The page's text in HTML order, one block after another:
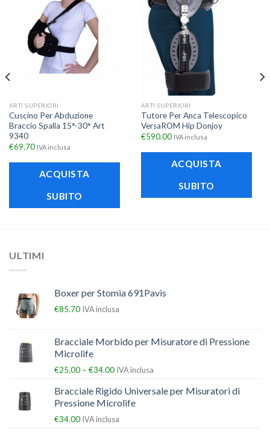
ARTI SUPERIORI
Cuscino Per Abduzione
Braccio Spalla 15°-30° Art
9340
€69.70 IVA inclusa
ACQUISTA
SUBITO
ARTI SUPERIORI
Tutore Per Anca Telescopico
VersaROM Hip Donjoy
€590.00 IVA inclusa
ACQUISTA
SUBITO
ULTIMI
Boxer per Stomia 691Pavis
€85.70 IVA inclusa
Bracciale Morbido per Misuratore di Pressione
Microlife
€25.00 – €34.00 IVA inclusa
Bracciale Rigido Universale per Misuratori di
Pressione Microlife
€34.00 IVA inclusa